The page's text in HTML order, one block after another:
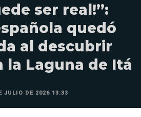
ser real!”:
quedó
al descubrir
la Laguna de Itá
JULIO DE 2026 13:33